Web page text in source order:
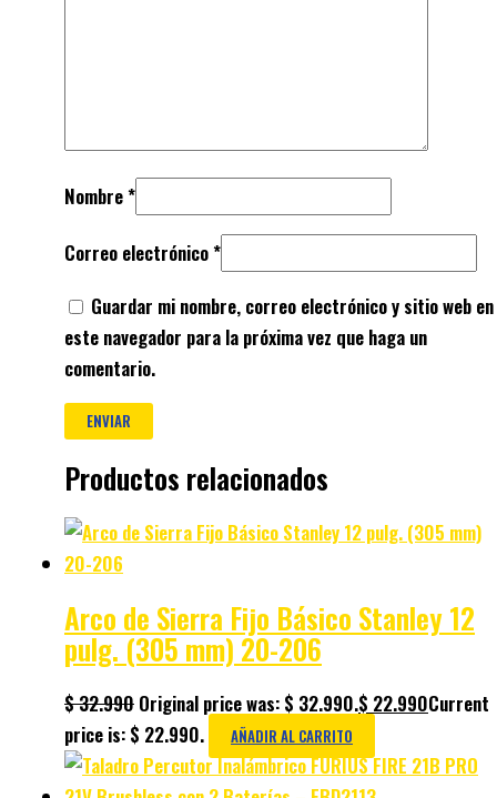
Nombre*
Correo electrónico*
Guardar mi nombre, correo electrónico y sitio web en
este navegador para la próxima vez que haga un
comentario.
Productos relacionados
Arco de Sierra Fijo Básico Stanley 12
pulg. (305 mm) 20-206
$32.990 Original price was: $ 32.990.$ 22.990Current
price is: $ 22.990.
AÑADIR AL CARRITO